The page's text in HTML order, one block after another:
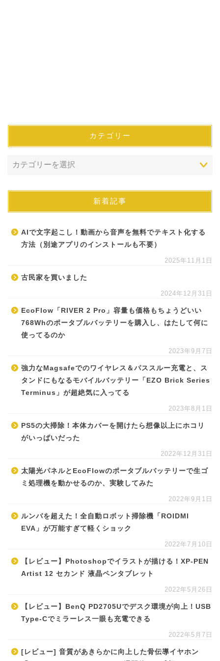
カテゴリー
新着記事
AIで文字起こし！動画から音声を無料でテキスト化する
方法（別途アプリのインストールも不要）
2025年11月1日
古民家を買いました
2024年12月31日
EcoFlow「RIVER 2 Pro」容量も価格もちょうどいい
768Whのポータブルバッテリーを購入し、はたして何に
使ってるのか
2023年9月7日
強力なMagsafeでのワイヤレス＆パススルー充電と、ス
タンドにもなるモバイルバッテリー「EZO Brick Series
Terminus」が超絶気に入ってる
2023年8月1日
PS5の大掃除！本体カバーを開けたら想像以上にホコリ
がいっぱいだった
2022年12月31日
太陽光パネルとEcoFlowのポータブルバッテリーで生ゴ
ミ処理機を動かせるのか、実験してみた
2022年9月1日
ルンバを超えた！全自動ロボット掃除機「ROIDMI
EVA」が万能すぎて軽くショック
2022年7月10日
【レビュー】Photoshopでイラストが描ける！XP-PEN
Artist 12 セカンド 液晶ペンタブレット
2022年5月26日
【レビュー】BenQ PD2705Uでデスク環境が向上！USB
Type-Cでミラーレス一眼も充電できる
2022年5月7日
[レビュー] 音質があきらかに向上した骨伝導イヤホン